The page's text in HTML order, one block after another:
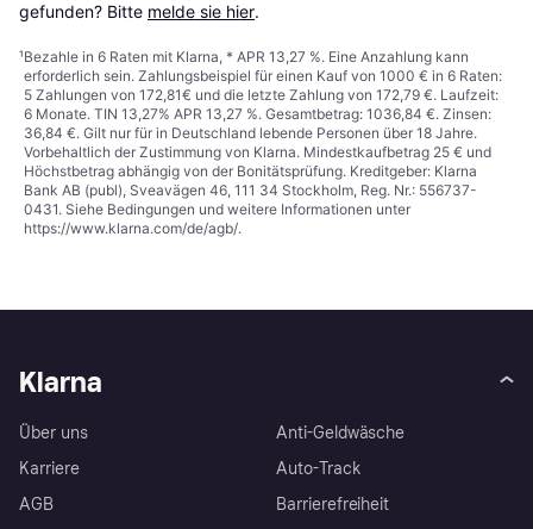
gefunden? Bitte melde sie hier.
¹Bezahle in 6 Raten mit Klarna, * APR 13,27 %. Eine Anzahlung kann
erforderlich sein. Zahlungsbeispiel für einen Kauf von 1000 € in 6 Raten:
5 Zahlungen von 172,81€ und die letzte Zahlung von 172,79 €. Laufzeit:
6 Monate. TIN 13,27% APR 13,27 %. Gesamtbetrag: 1036,84 €. Zinsen:
36,84 €. Gilt nur für in Deutschland lebende Personen über 18 Jahre.
Vorbehaltlich der Zustimmung von Klarna. Mindestkaufbetrag 25 € und
Höchstbetrag abhängig von der Bonitätsprüfung. Kreditgeber: Klarna
Bank AB (publ), Sveavägen 46, 111 34 Stockholm, Reg. Nr.: 556737-
0431. Siehe Bedingungen und weitere Informationen unter
https://www.klarna.com/de/agb/.
Klarna
Über uns
Karriere
AGB
Anti-Geldwäsche
Auto-Track
Barrierefreiheit